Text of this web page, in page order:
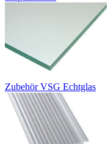
Zubehör VSG Echtglas